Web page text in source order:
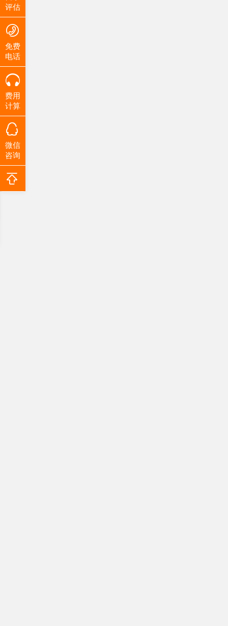
评估
免费
电话
费用
计算
微信
咨询